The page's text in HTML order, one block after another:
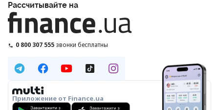
Рассчитывайте на
0 800 307 555 звонки бесплатны
Приложение от Finance.ua